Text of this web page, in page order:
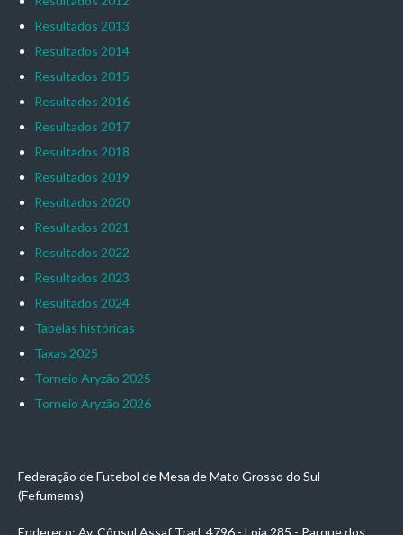
Resultados 2013
Resultados 2014
Resultados 2015
Resultados 2016
Resultados 2017
Resultados 2018
Resultados 2019
Resultados 2020
Resultados 2021
Resultados 2022
Resultados 2023
Resultados 2024
Tabelas históricas
Taxas 2025
Torneio Aryzão 2025
Torneio Aryzão 2026
Federação de Futebol de Mesa de Mato Grosso do Sul
(Fefumems)
Endereço: Av. Cônsul Assaf Trad, 4796 - Loja 285 - Parque dos